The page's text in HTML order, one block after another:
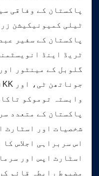
پاکستان کے وفاقی
ٹیلی کمیونیکیشن
پاکستان کے سفیر
گلوبل کے مینٹور
وابستہ توموکو
پاکستان کے متعدد
شخصیات اور اسٹارٹ
اس سربراہی اجلاس
اسٹارٹ اپس اور
مضبوط رابطہ قائم